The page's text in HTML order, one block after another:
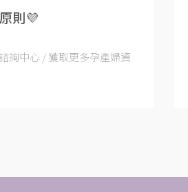
則💜
詢中心 / 獲取更多孕產婦資